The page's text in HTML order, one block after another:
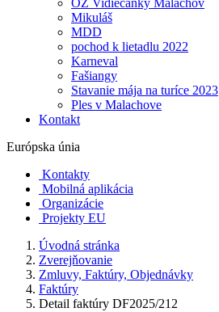
OZ Vidiečanky Malachov
Mikuláš
MDD
pochod k lietadlu 2022
Karneval
Fašiangy
Stavanie mája na turíce 2023
Ples v Malachove
Kontakt
Európska únia
Kontakty
Mobilná aplikácia
Organizácie
Projekty EU
Úvodná stránka
Zverejňovanie
Zmluvy, Faktúry, Objednávky
Faktúry
Detail faktúry DF2025/212